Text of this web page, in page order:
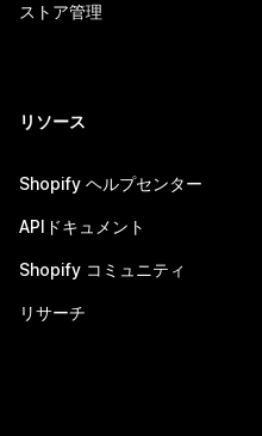
ストア管理
リソース
Shopify ヘルプセンター
APIドキュメント
Shopify コミュニティ
リサーチ